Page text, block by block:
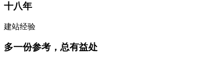
十八年
建站经验
多一份参考，总有益处